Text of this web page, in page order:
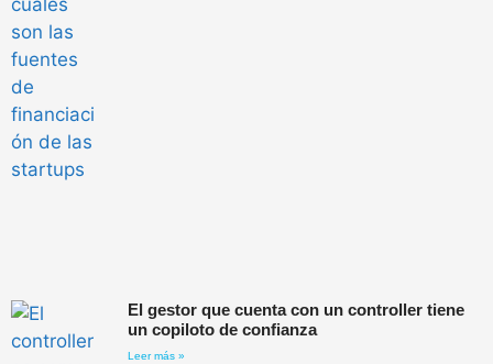
El gestor que cuenta con un controller tiene
un copiloto de confianza
Leer más »